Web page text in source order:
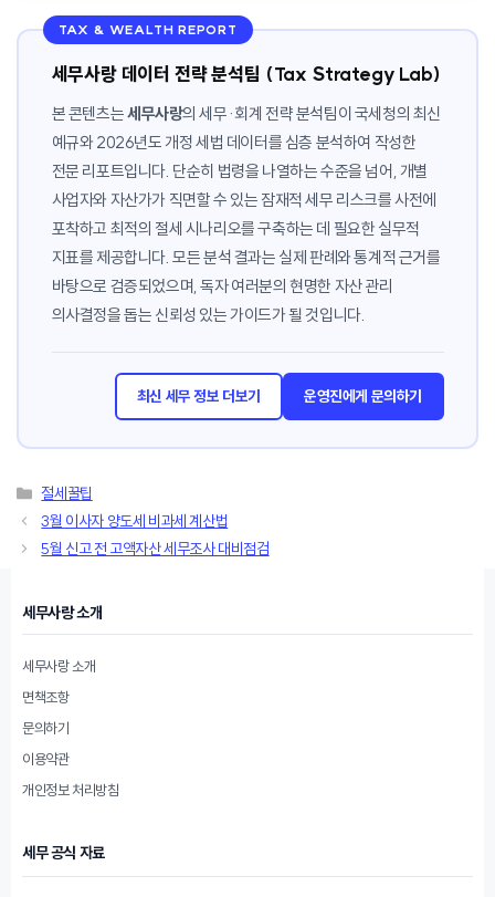
TAX & WEALTH REPORT
세무사랑 데이터 전략 분석팀 (Tax Strategy Lab)
본 콘텐츠는세무사랑의 세무·회계 전략 분석팀이 국세청의 최신
예규와 2026년도 개정 세법 데이터를 심층 분석하여 작성한
전문 리포트입니다. 단순히 법령을 나열하는 수준을 넘어, 개별
사업자와 자산가가 직면할 수 있는 잠재적 세무 리스크를 사전에
포착하고 최적의 절세 시나리오를 구축하는 데 필요한 실무적
지표를 제공합니다. 모든 분석 결과는 실제 판례와 통계적 근거를
바탕으로 검증되었으며, 독자 여러분의 현명한 자산 관리
의사결정을 돕는 신뢰성 있는 가이드가 될 것입니다.
최신 세무 정보 더보기 운영진에게 문의하기
카
테
리
절세꿀팁
3월 이사자 양도세 비과세 계산법
5월 신고 전 고액자산 세무조사 대비점검
세무사랑 소개
세무사랑 소개
면책조항
문의하기
이용약관
개인정보 처리방침
세무 공식 자료